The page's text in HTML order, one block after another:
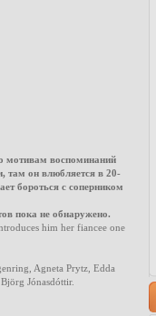
мотивам воспоминаний
там он влюбляется в 20-
бороться с соперником
пока не обнаружено.
him her fiancee one
Agneta Prytz, Edda
Jónasdóttir.